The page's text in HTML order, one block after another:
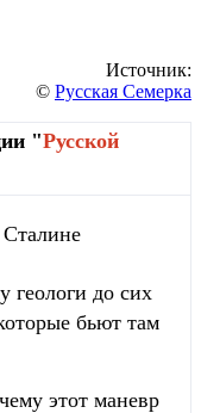
Источник:
© Русская Семерка
"Русской
геологи до сих
бьют там
этот маневр